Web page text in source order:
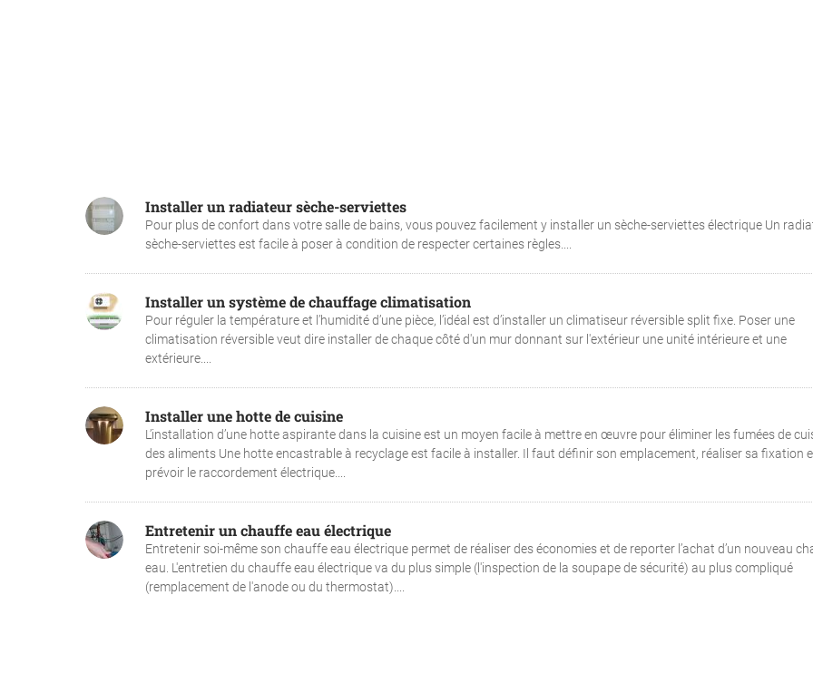
Installer un radiateur sèche-serviettes
Pour plus de confort dans votre salle de bains, vous pouvez facilement y installer un sèche-serviettes électrique Un
sèche-serviettes est facile à poser à condition de respecter certaines règles....
Installer un système de chauffage climatisation
Pour réguler la température et l’humidité d’une pièce, l’idéal est d’installer un climatiseur réversible split fixe. Poser une
climatisation réversible veut dire installer de chaque côté d'un mur donnant sur l'extérieur une unité intérieure et une
extérieure....
Installer une hotte de cuisine
L’installation d’une hotte aspirante dans la cuisine est un moyen facile à mettre en œuvre pour éliminer les fumées de
des aliments Une hotte encastrable à recyclage est facile à installer. Il faut définir son emplacement, réaliser sa fixation
prévoir le raccordement électrique....
Entretenir un chauffe eau électrique
Entretenir soi-même son chauffe eau électrique permet de réaliser des économies et de reporter l’achat d’un nouveau
eau. L'entretien du chauffe eau électrique va du plus simple (l'inspection de la soupape de sécurité) au plus compliqué
(remplacement de l'anode ou du thermostat)....